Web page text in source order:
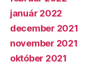
január 2022
december 2021
november 2021
október 2021